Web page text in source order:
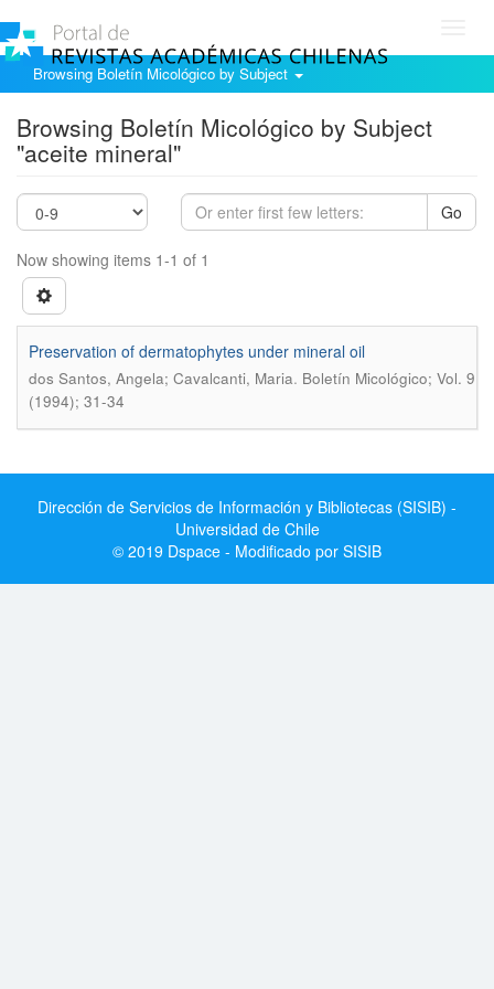
Browsing Boletín Micológico by Subject
Browsing Boletín Micológico by Subject
"aceite mineral"
Go
Now showing items 1-1 of 1
Preservation of dermatophytes under mineral oil
dos Santos, Angela; Cavalcanti, Maria. Boletín Micológico; Vol. 9
(1994); 31-34
Dirección de Servicios de Información y Bibliotecas (SISIB) -
Universidad de Chile
© 2019 Dspace - Modificado por SISIB